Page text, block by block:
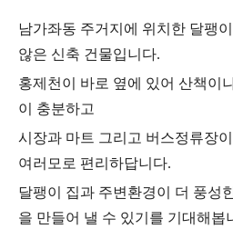
남가좌동 주거지에 위치한 달팽
않은 신축 건물입니다.
홍제천이 바로 옆에 있어 산책이
이 충분하고
시장과 마트 그리고 버스정류장
여러모로 편리하답니다.
달팽이 집과 주변환경이 더 풍성
을 만들어 낼 수 있기를 기대해봅